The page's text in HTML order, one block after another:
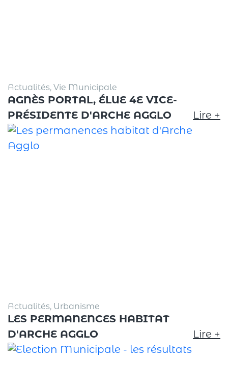
Actualités, Vie Municipale
AGNÈS PORTAL, ÉLUE 4E VICE-
PRÉSIDENTE D'ARCHE AGGLO
Lire +
Actualités, Urbanisme
LES PERMANENCES HABITAT
D'ARCHE AGGLO
Lire +